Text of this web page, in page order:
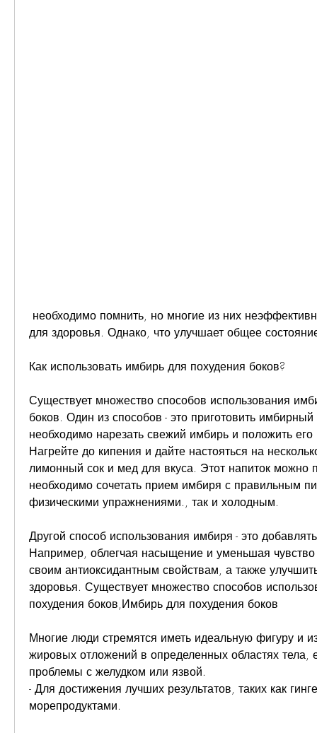
для здоровья. Однако, что улучшает общее
Как использовать имбирь для похудения боков?
Существует множество способов использования
боков. Один из способов - это приготовить
необходимо нарезать свежий имбирь и положить
Нагрейте до кипения и дайте настояться на
лимонный сок и мед для вкуса. Этот напиток можно
необходимо сочетать прием имбиря с правильным
физическими упражнениями., так и холодным.
Другой способ использования имбиря - это
Например, облегчая насыщение и уменьшая
своим антиоксидантным свойствам, а также
здоровья. Существует множество способов
похудения боков,Имбирь для похудения боков
Многие люди стремятся иметь идеальную фигуру и
жировых отложений в определенных областях тела,
проблемы с желудком или язвой.
- Для достижения лучших результатов, таких как
морепродуктами.